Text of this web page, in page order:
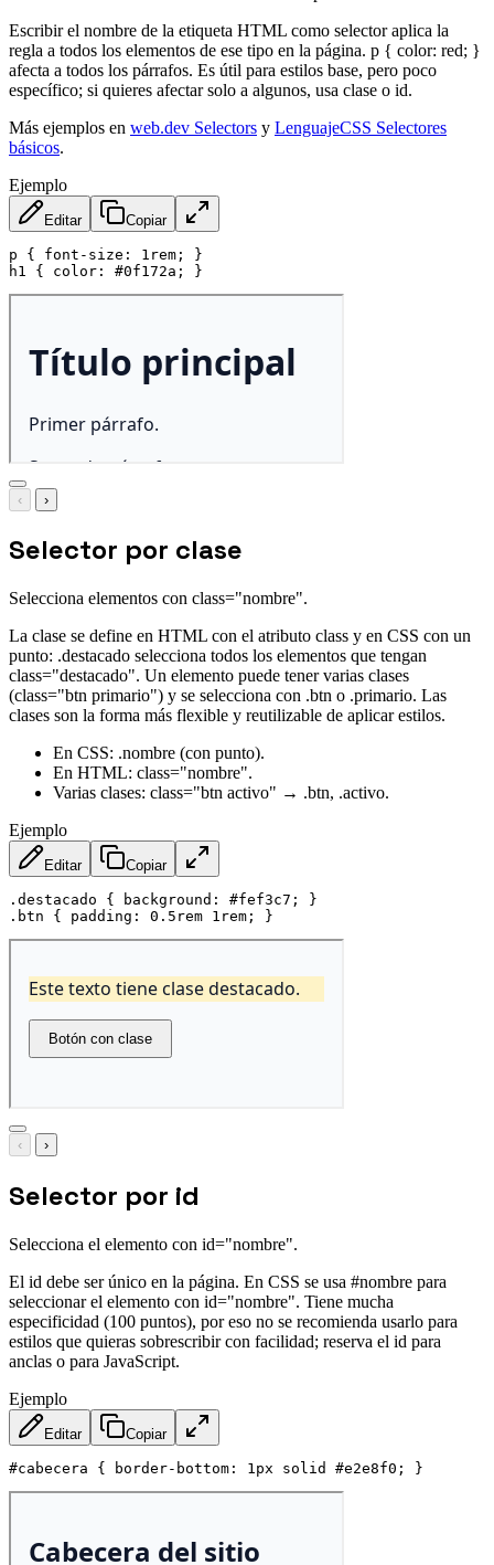
Escribir el nombre de la etiqueta HTML como selector aplica la
regla a todos los elementos de ese tipo en la página. p { color: red; }
afecta a todos los párrafos. Es útil para estilos base, pero poco
específico; si quieres afectar solo a algunos, usa clase o id.
Más ejemplos en web.dev Selectors y LenguajeCSS Selectores
básicos.
Ejemplo
Editar Copiar
p { font-size : 1rem ;
}
h1
{ color : #0f172a ; }
‹ ›
Selector por clase
Selecciona elementos con class="nombre".
La clase se define en HTML con el atributo class y en CSS con un
punto: .destacado selecciona todos los elementos que tengan
class="destacado". Un elemento puede tener varias clases
(class="btn primario") y se selecciona con .btn o .primario. Las
clases son la forma más flexible y reutilizable de aplicar estilos.
En CSS: .nombre (con punto).
En HTML: class="nombre".
Varias clases: class="btn activo" → .btn, .activo.
Ejemplo
Editar Copiar
.destacado { background : #fef3c7 ;
}
.btn
{ padding : 0.5rem 1rem ; }
‹ ›
Selector por id
Selecciona el elemento con id="nombre".
El id debe ser único en la página. En CSS se usa #nombre para
seleccionar el elemento con id="nombre". Tiene mucha
especificidad (100 puntos), por eso no se recomienda usarlo para
estilos que quieras sobrescribir con facilidad; reserva el id para
anclas o para JavaScript.
Ejemplo
Editar Copiar
#cabecera { border-bottom : 1px solid #e2e8f0 ; }